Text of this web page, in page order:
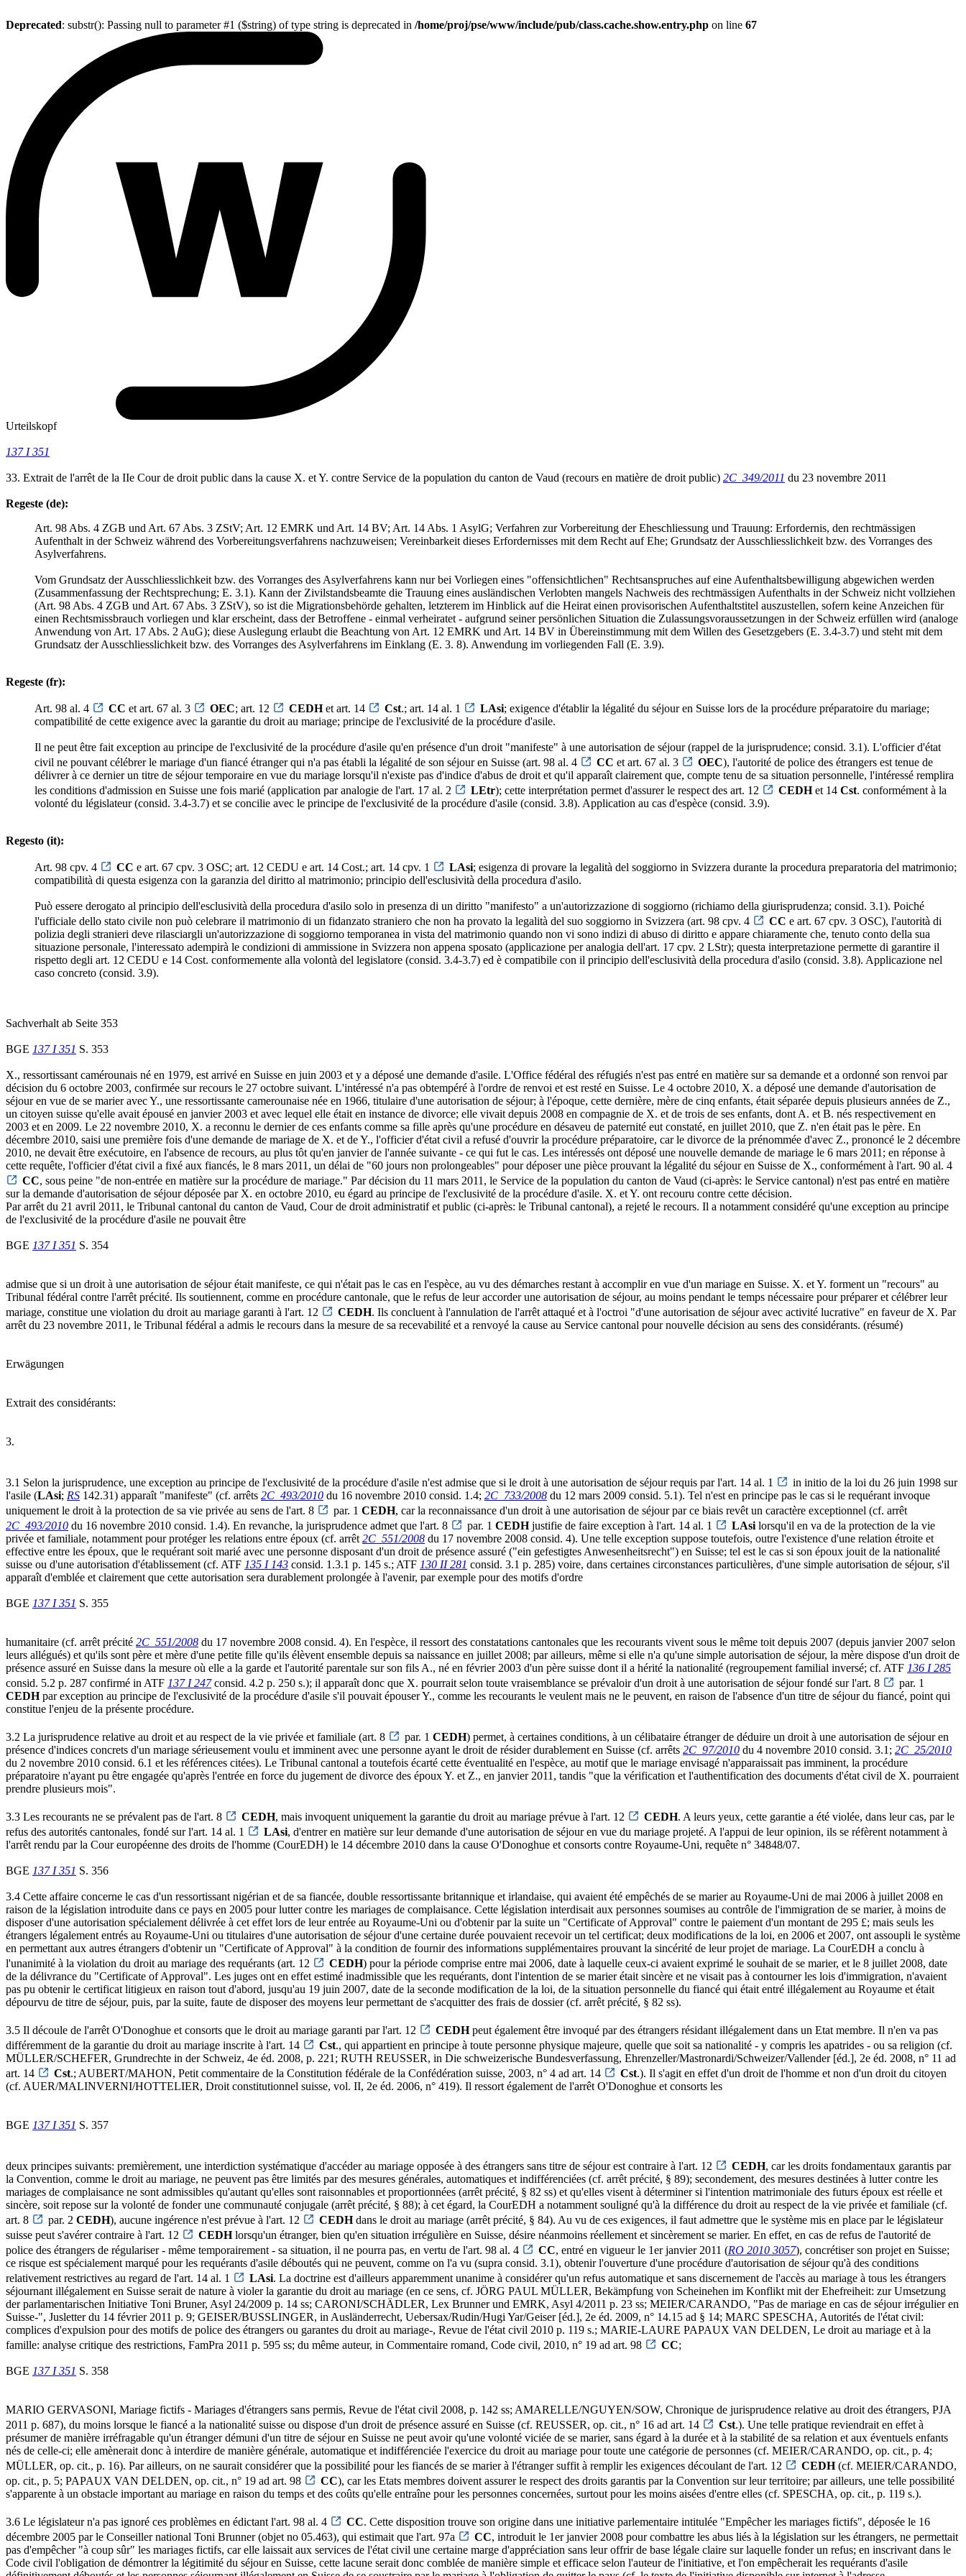
Deprecated: substr(): Passing null to parameter #1 ($string) of type string is deprecated in /home/proj/pse/www/include/pub/class.cache.show.entry.php on line 67
Urteilskopf
137 I 351
33. Extrait de l'arrêt de la IIe Cour de droit public dans la cause X. et Y. contre Service de la population du canton de Vaud (recours en matière de droit public) 2C_349/2011 du 23 novembre 2011
Regeste (de):
Art. 98 Abs. 4 ZGB und Art. 67 Abs. 3 ZStV; Art. 12 EMRK und Art. 14 BV; Art. 14 Abs. 1 AsylG; Verfahren zur Vorbereitung der Eheschliessung und Trauung: Erfordernis, den rechtmässigen
Aufenthalt in der Schweiz während des Vorbereitungsverfahrens nachzuweisen; Vereinbarkeit dieses Erfordernisses mit dem Recht auf Ehe; Grundsatz der Ausschliesslichkeit bzw. des Vorranges des
Asylverfahrens.
Vom Grundsatz der Ausschliesslichkeit bzw. des Vorranges des Asylverfahrens kann nur bei Vorliegen eines "offensichtlichen" Rechtsanspruches auf eine Aufenthaltsbewilligung abgewichen werden
(Zusammenfassung der Rechtsprechung; E. 3.1). Kann der Zivilstandsbeamte die Trauung eines ausländischen Verlobten mangels Nachweis des rechtmässigen Aufenthalts in der Schweiz nicht vollziehen
(Art. 98 Abs. 4 ZGB und Art. 67 Abs. 3 ZStV), so ist die Migrationsbehörde gehalten, letzterem im Hinblick auf die Heirat einen provisorischen Aufenthaltstitel auszustellen, sofern keine Anzeichen für
einen Rechtsmissbrauch vorliegen und klar erscheint, dass der Betroffene - einmal verheiratet - aufgrund seiner persönlichen Situation die Zulassungsvoraussetzungen in der Schweiz erfüllen wird (analoge
Anwendung von Art. 17 Abs. 2 AuG); diese Auslegung erlaubt die Beachtung von Art. 12 EMRK und Art. 14 BV in Übereinstimmung mit dem Willen des Gesetzgebers (E. 3.4-3.7) und steht mit dem
Grundsatz der Ausschliesslichkeit bzw. des Vorranges des Asylverfahrens im Einklang (E. 3. 8). Anwendung im vorliegenden Fall (E. 3.9).
Regeste (fr):
Art. 98 al. 4 CC et art. 67 al. 3 OEC; art. 12 CEDHet art. 14 Cst.; art. 14 al. 1 LAsi; exigence d'établir la légalité du séjour en Suisse lors de la procédure préparatoire du mariage;
compatibilité de cette exigence avec la garantie du droit au mariage; principe de l'exclusivité de la procédure d'asile.
Il ne peut être fait exception au principe de l'exclusivité de la procédure d'asile qu'en présence d'un droit "manifeste" à une autorisation de séjour (rappel de la jurisprudence; consid. 3.1). L'officier d'état
civil ne pouvant célébrer le mariage d'un fiancé étranger qui n'a pas établi la légalité de son séjour en Suisse (art. 98 al. 4
CC et art. 67 al. 3 OEC), l'autorité de police des étrangers est tenue de
délivrer à ce dernier un titre de séjour temporaire en vue du mariage lorsqu'il n'existe pas d'indice d'abus de droit et qu'il apparaît clairement que, compte tenu de sa situation personnelle, l'intéressé remplira
les conditions d'admission en Suisse une fois marié (application par analogie de l'art. 17 al. 2
LEtr); cette interprétation permet d'assurer le respect des art. 12 CEDHet 14 Cst. conformément à la
volonté du législateur (consid. 3.4-3.7) et se concilie avec le principe de l'exclusivité de la procédure d'asile (consid. 3.8). Application au cas d'espèce (consid. 3.9).
Regesto (it):
Art. 98 cpv. 4 CC e art. 67 cpv. 3 OSC; art. 12 CEDU e art. 14 Cost.; art. 14 cpv. 1 LAsi; esigenza di provare la legalità del soggiorno in Svizzera durante la procedura preparatoria del matrimonio;
compatibilità di questa esigenza con la garanzia del diritto al matrimonio; principio dell'esclusività della procedura d'asilo.
Può essere derogato al principio dell'esclusività della procedura d'asilo solo in presenza di un diritto "manifesto" a un'autorizzazione di soggiorno (richiamo della giurisprudenza; consid. 3.1). Poiché
l'ufficiale dello stato civile non può celebrare il matrimonio di un fidanzato straniero che non ha provato la legalità del suo soggiorno in Svizzera (art. 98 cpv. 4
CC e art. 67 cpv. 3 OSC), l'autorità di
polizia degli stranieri deve rilasciargli un'autorizzazione di soggiorno temporanea in vista del matrimonio quando non vi sono indizi di abuso di diritto e appare chiaramente che, tenuto conto della sua
situazione personale, l'interessato adempirà le condizioni di ammissione in Svizzera non appena sposato (applicazione per analogia dell'art. 17 cpv. 2 LStr); questa interpretazione permette di garantire il
rispetto degli art. 12 CEDU e 14 Cost. conformemente alla volontà del legislatore (consid. 3.4-3.7) ed è compatibile con il principio dell'esclusività della procedura d'asilo (consid. 3.8). Applicazione nel
caso concreto (consid. 3.9).
Sachverhalt ab Seite 353
BGE 137 I 351 S. 353
X., ressortissant camérounais né en 1979, est arrivé en Suisse en juin 2003 et y a déposé une demande d'asile. L'Office fédéral des réfugiés n'est pas entré en matière sur sa demande et a ordonné son renvoi par
décision du 6 octobre 2003, confirmée sur recours le 27 octobre suivant. L'intéressé n'a pas obtempéré à l'ordre de renvoi et est resté en Suisse. Le 4 octobre 2010, X. a déposé une demande d'autorisation de
séjour en vue de se marier avec Y., une ressortissante camerounaise née en 1966, titulaire d'une autorisation de séjour; à l'époque, cette dernière, mère de cinq enfants, était séparée depuis plusieurs années de Z.,
un citoyen suisse qu'elle avait épousé en janvier 2003 et avec lequel elle était en instance de divorce; elle vivait depuis 2008 en compagnie de X. et de trois de ses enfants, dont A. et B. nés respectivement en
2003 et en 2009. Le 22 novembre 2010, X. a reconnu le dernier de ces enfants comme sa fille après qu'une procédure en désaveu de paternité eut constaté, en juillet 2010, que Z. n'en était pas le père. En
décembre 2010, saisi une première fois d'une demande de mariage de X. et de Y., l'officier d'état civil a refusé d'ouvrir la procédure préparatoire, car le divorce de la prénommée d'avec Z., prononcé le 2 décembre
2010, ne devait être exécutoire, en l'absence de recours, au plus tôt qu'en janvier de l'année suivante - ce qui fut le cas. Les intéressés ont déposé une nouvelle demande de mariage le 6 mars 2011; en réponse à
cette requête, l'officier d'état civil a fixé aux fiancés, le 8 mars 2011, un délai de "60 jours non prolongeables" pour déposer une pièce prouvant la légalité du séjour en Suisse de X., conformément à l'art. 90 al. 4
CC, sous peine "de non-entrée en matière sur la procédure de mariage." Par décision du 11 mars 2011, le Service de la population du canton de Vaud (ci-après: le Service cantonal) n'est pas entré en matière
sur la demande d'autorisation de séjour déposée par X. en octobre 2010, eu égard au principe de l'exclusivité de la procédure d'asile. X. et Y. ont recouru contre cette décision.
Par arrêt du 21 avril 2011, le Tribunal cantonal du canton de Vaud, Cour de droit administratif et public (ci-après: le Tribunal cantonal), a rejeté le recours. Il a notamment considéré qu'une exception au principe
de l'exclusivité de la procédure d'asile ne pouvait être
BGE 137 I 351 S. 354
admise que si un droit à une autorisation de séjour était manifeste, ce qui n'était pas le cas en l'espèce, au vu des démarches restant à accomplir en vue d'un mariage en Suisse. X. et Y. forment un "recours" au
Tribunal fédéral contre l'arrêt précité. Ils soutiennent, comme en procédure cantonale, que le refus de leur accorder une autorisation de séjour, au moins pendant le temps nécessaire pour préparer et célébrer leur
mariage, constitue une violation du droit au mariage garanti à l'art. 12
CEDH. Ils concluent à l'annulation de l'arrêt attaqué et à l'octroi "d'une autorisation de séjour avec activité lucrative" en faveur de X. Par
arrêt du 23 novembre 2011, le Tribunal fédéral a admis le recours dans la mesure de sa recevabilité et a renvoyé la cause au Service cantonal pour nouvelle décision au sens des considérants. (résumé)
Erwägungen
Extrait des considérants:
3.
3.1 Selon la jurisprudence, une exception au principe de l'exclusivité de la procédure d'asile n'est admise que si le droit à une autorisation de séjour requis par l'art. 14 al. 1
in initio de la loi du 26 juin 1998 sur
l'asile (LAsi; RS 142.31) apparaît "manifeste" (cf. arrêts 2C_493/2010 du 16 novembre 2010 consid. 1.4; 2C_733/2008 du 12 mars 2009 consid. 5.1). Tel n'est en principe pas le cas si le requérant invoque
uniquement le droit à la protection de sa vie privée au sens de l'art. 8
par. 1 CEDH, car la reconnaissance d'un droit à une autorisation de séjour par ce biais revêt un caractère exceptionnel (cf. arrêt
2C_493/2010 du 16 novembre 2010 consid. 1.4). En revanche, la jurisprudence admet que l'art. 8 par. 1 CEDHjustifie de faire exception à l'art. 14 al. 1 LAsi lorsqu'il en va de la protection de la vie
privée et familiale, notamment pour protéger les relations entre époux (cf. arrêt 2C_551/2008 du 17 novembre 2008 consid. 4). Une telle exception suppose toutefois, outre l'existence d'une relation étroite et
effective entre les époux, que le requérant soit marié avec une personne disposant d'un droit de présence assuré ("ein gefestigtes Anwesenheitsrecht") en Suisse; tel est le cas si son époux jouit de la nationalité
suisse ou d'une autorisation d'établissement (cf. ATF 135 I 143 consid. 1.3.1 p. 145 s.; ATF 130 II 281 consid. 3.1 p. 285) voire, dans certaines circonstances particulières, d'une simple autorisation de séjour, s'il
apparaît d'emblée et clairement que cette autorisation sera durablement prolongée à l'avenir, par exemple pour des motifs d'ordre
BGE 137 I 351 S. 355
humanitaire (cf. arrêt précité 2C_551/2008 du 17 novembre 2008 consid. 4). En l'espèce, il ressort des constatations cantonales que les recourants vivent sous le même toit depuis 2007 (depuis janvier 2007 selon
leurs allégués) et qu'ils sont père et mère d'une petite fille qu'ils élèvent ensemble depuis sa naissance en juillet 2008; par ailleurs, même si elle n'a qu'une simple autorisation de séjour, la mère dispose d'un droit de
présence assuré en Suisse dans la mesure où elle a la garde et l'autorité parentale sur son fils A., né en février 2003 d'un père suisse dont il a hérité la nationalité (regroupement familial inversé; cf. ATF 136 I 285
consid. 5.2 p. 287 confirmé in ATF 137 I 247consid. 4.2 p. 250 s.); il apparaît donc que X. pourrait selon toute vraisemblance se prévaloir d'un droit à une autorisation de séjour fondé sur l'art. 8
par. 1
CEDHpar exception au principe de l'exclusivité de la procédure d'asile s'il pouvait épouser Y., comme les recourants le veulent mais ne le peuvent, en raison de l'absence d'un titre de séjour du fiancé, point qui
constitue l'enjeu de la présente procédure.
3.2 La jurisprudence relative au droit et au respect de la vie privée et familiale (art. 8 par. 1 CEDH) permet, à certaines conditions, à un célibataire étranger de déduire un droit à une autorisation de séjour en
présence d'indices concrets d'un mariage sérieusement voulu et imminent avec une personne ayant le droit de résider durablement en Suisse (cf. arrêts 2C_97/2010 du 4 novembre 2010 consid. 3.1; 2C_25/2010
du 2 novembre 2010 consid. 6.1 et les références citées). Le Tribunal cantonal a toutefois écarté cette éventualité en l'espèce, au motif que le mariage envisagé n'apparaissait pas imminent, la procédure
préparatoire n'ayant pu être engagée qu'après l'entrée en force du jugement de divorce des époux Y. et Z., en janvier 2011, tandis "que la vérification et l'authentification des documents d'état civil de X. pourraient
prendre plusieurs mois".
3.3 Les recourants ne se prévalent pas de l'art. 8 CEDH, mais invoquent uniquement la garantie du droit au mariage prévue à l'art. 12 CEDH. A leurs yeux, cette garantie a été violée, dans leur cas, par le
refus des autorités cantonales, fondé sur l'art. 14 al. 1
LAsi, d'entrer en matière sur leur demande d'une autorisation de séjour en vue du mariage projeté. A l'appui de leur opinion, ils se réfèrent notamment à
l'arrêt rendu par la Cour européenne des droits de l'homme (CourEDH) le 14 décembre 2010 dans la cause O'Donoghue et consorts contre Royaume-Uni, requête n° 34848/07.
BGE 137 I 351 S. 356
3.4 Cette affaire concerne le cas d'un ressortissant nigérian et de sa fiancée, double ressortissante britannique et irlandaise, qui avaient été empêchés de se marier au Royaume-Uni de mai 2006 à juillet 2008 en
raison de la législation introduite dans ce pays en 2005 pour lutter contre les mariages de complaisance. Cette législation interdisait aux personnes soumises au contrôle de l'immigration de se marier, à moins de
disposer d'une autorisation spécialement délivrée à cet effet lors de leur entrée au Royaume-Uni ou d'obtenir par la suite un "Certificate of Approval" contre le paiement d'un montant de 295 £; mais seuls les
étrangers légalement entrés au Royaume-Uni ou titulaires d'une autorisation de séjour d'une certaine durée pouvaient recevoir un tel certificat; deux modifications de la loi, en 2006 et 2007, ont assoupli le système
en permettant aux autres étrangers d'obtenir un "Certificate of Approval" à la condition de fournir des informations supplémentaires prouvant la sincérité de leur projet de mariage. La CourEDH a conclu à
l'unanimité à la violation du droit au mariage des requérants (art. 12
CEDH) pour la période comprise entre mai 2006, date à laquelle ceux-ci avaient exprimé le souhait de se marier, et le 8 juillet 2008, date
de la délivrance du "Certificate of Approval". Les juges ont en effet estimé inadmissible que les requérants, dont l'intention de se marier était sincère et ne visait pas à contourner les lois d'immigration, n'avaient
pas pu obtenir le certificat litigieux en raison tout d'abord, jusqu'au 19 juin 2007, date de la seconde modification de la loi, de la situation personnelle du fiancé qui était entré illégalement au Royaume et était
dépourvu de titre de séjour, puis, par la suite, faute de disposer des moyens leur permettant de s'acquitter des frais de dossier (cf. arrêt précité, § 82 ss).
3.5 Il découle de l'arrêt O'Donoghue et consorts que le droit au mariage garanti par l'art. 12 CEDHpeut également être invoqué par des étrangers résidant illégalement dans un Etat membre. Il n'en va pas
différemment de la garantie du droit au mariage inscrite à l'art. 14
Cst., qui appartient en principe à toute personne physique majeure, quelle que soit sa nationalité - y compris les apatrides - ou sa religion (cf.
MÜLLER/SCHEFER, Grundrechte in der Schweiz, 4e éd. 2008, p. 221; RUTH REUSSER, in Die schweizerische Bundesverfassung, Ehrenzeller/Mastronardi/Schweizer/Vallender [éd.], 2e éd. 2008, n° 11 ad
art. 14
Cst.; AUBERT/MAHON, Petit commentaire de la Constitution fédérale de la Confédération suisse, 2003, n° 4 ad art. 14 Cst.). Il s'agit en effet d'un droit de l'homme et non d'un droit du citoyen
(cf. AUER/MALINVERNI/HOTTELIER, Droit constitutionnel suisse, vol. II, 2e éd. 2006, n° 419). Il ressort également de l'arrêt O'Donoghue et consorts les
BGE 137 I 351 S. 357
deux principes suivants: premièrement, une interdiction systématique d'accéder au mariage opposée à des étrangers sans titre de séjour est contraire à l'art. 12 CEDH, car les droits fondamentaux garantis par
la Convention, comme le droit au mariage, ne peuvent pas être limités par des mesures générales, automatiques et indifférenciées (cf. arrêt précité, § 89); secondement, des mesures destinées à lutter contre les
mariages de complaisance ne sont admissibles qu'autant qu'elles sont raisonnables et proportionnées (arrêt précité, § 82 ss) et qu'elles visent à déterminer si l'intention matrimoniale des futurs époux est réelle et
sincère, soit repose sur la volonté de fonder une communauté conjugale (arrêt précité, § 88); à cet égard, la CourEDH a notamment souligné qu'à la différence du droit au respect de la vie privée et familiale (cf.
art. 8
par. 2 CEDH), aucune ingérence n'est prévue à l'art. 12 CEDHdans le droit au mariage (arrêt précité, § 84). Au vu de ces exigences, il faut admettre que le système mis en place par le législateur
suisse peut s'avérer contraire à l'art. 12
CEDHlorsqu'un étranger, bien qu'en situation irrégulière en Suisse, désire néanmoins réellement et sincèrement se marier. En effet, en cas de refus de l'autorité de
police des étrangers de régulariser - même temporairement - sa situation, il ne pourra pas, en vertu de l'art. 98 al. 4
CC, entré en vigueur le 1er janvier 2011 (RO 2010 3057), concrétiser son projet en Suisse;
ce risque est spécialement marqué pour les requérants d'asile déboutés qui ne peuvent, comme on l'a vu (supra consid. 3.1), obtenir l'ouverture d'une procédure d'autorisation de séjour qu'à des conditions
relativement restrictives au regard de l'art. 14 al. 1
LAsi. La doctrine est d'ailleurs apparemment unanime à considérer qu'un refus automatique et sans discernement de l'accès au mariage à tous les étrangers
séjournant illégalement en Suisse serait de nature à violer la garantie du droit au mariage (en ce sens, cf. JÖRG PAUL MÜLLER, Bekämpfung von Scheinehen im Konflikt mit der Ehefreiheit: zur Umsetzung
der parlamentarischen Initiative Toni Bruner, Asyl 24/2009 p. 14 ss; CARONI/SCHÄDLER, Lex Brunner und EMRK, Asyl 4/2011 p. 23 ss; MEIER/CARANDO, "Pas de mariage en cas de séjour irrégulier en
Suisse-", Jusletter du 14 février 2011 p. 9; GEISER/BUSSLINGER, in Ausländerrecht, Uebersax/Rudin/Hugi Yar/Geiser [éd.], 2e éd. 2009, n° 14.15 ad § 14; MARC SPESCHA, Autorités de l'état civil:
complices d'expulsion pour des motifs de police des étrangers ou garantes du droit au mariage-, Revue de l'état civil 2010 p. 119 s.; MARIE-LAURE PAPAUX VAN DELDEN, Le droit au mariage et à la
famille: analyse critique des restrictions, FamPra 2011 p. 595 ss; du même auteur, in Commentaire romand, Code civil, 2010, n° 19 ad art. 98
CC;
BGE 137 I 351 S. 358
MARIO GERVASONI, Mariage fictifs - Mariages d'étrangers sans permis, Revue de l'état civil 2008, p. 142 ss; AMARELLE/NGUYEN/SOW, Chronique de jurisprudence relative au droit des étrangers, PJA
2011 p. 687), du moins lorsque le fiancé a la nationalité suisse ou dispose d'un droit de présence assuré en Suisse (cf. REUSSER, op. cit., n° 16 ad art. 14
Cst.). Une telle pratique reviendrait en effet à
présumer de manière irréfragable qu'un étranger démuni d'un titre de séjour en Suisse ne peut avoir qu'une volonté viciée de se marier, sans égard à la durée et à la stabilité de sa relation et aux éventuels enfants
nés de celle-ci; elle amènerait donc à interdire de manière générale, automatique et indifférenciée l'exercice du droit au mariage pour toute une catégorie de personnes (cf. MEIER/CARANDO, op. cit., p. 4;
MÜLLER, op. cit., p. 16). Par ailleurs, on ne saurait considérer que la possibilité pour les fiancés de se marier à l'étranger suffit à remplir les exigences découlant de l'art. 12
CEDH(cf. MEIER/CARANDO,
op. cit., p. 5; PAPAUX VAN DELDEN, op. cit., n° 19 ad art. 98
CC), car les Etats membres doivent assurer le respect des droits garantis par la Convention sur leur territoire; par ailleurs, une telle possibilité
s'apparente à un obstacle important au mariage en raison du temps et des coûts qu'elle entraîne pour les personnes concernées, surtout pour les moins aisées d'entre elles (cf. SPESCHA, op. cit., p. 119 s.).
3.6 Le législateur n'a pas ignoré ces problèmes en édictant l'art. 98 al. 4 CC. Cette disposition trouve son origine dans une initiative parlementaire intitulée "Empêcher les mariages fictifs", déposée le 16
décembre 2005 par le Conseiller national Toni Brunner (objet no 05.463), qui estimait que l'art. 97a
CC, introduit le 1er janvier 2008 pour combattre les abus liés à la législation sur les étrangers, ne permettait
pas d'empêcher "à coup sûr" les mariages fictifs, car elle laissait aux services de l'état civil une certaine marge d'appréciation sans leur offrir de base légale claire sur laquelle fonder un refus; en inscrivant dans le
Code civil l'obligation de démontrer la légitimité du séjour en Suisse, cette lacune serait donc comblée de manière simple et efficace selon l'auteur de l'initiative, et l'on empêcherait les requérants d'asile